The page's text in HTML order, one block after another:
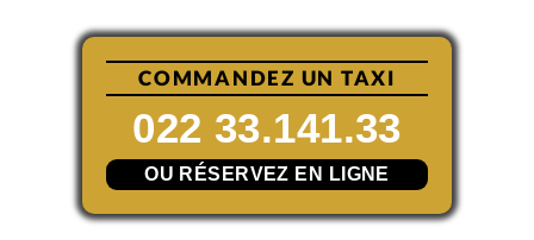
COMMANDEZ UN TAXI
022 33.141.33
OU RÉSERVEZ EN LIGNE